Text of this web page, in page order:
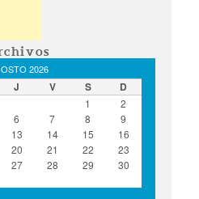
2026
J V S D
1
2
6 7 8
9
13 14 15
16
20 21 22
23
27 28 29
30